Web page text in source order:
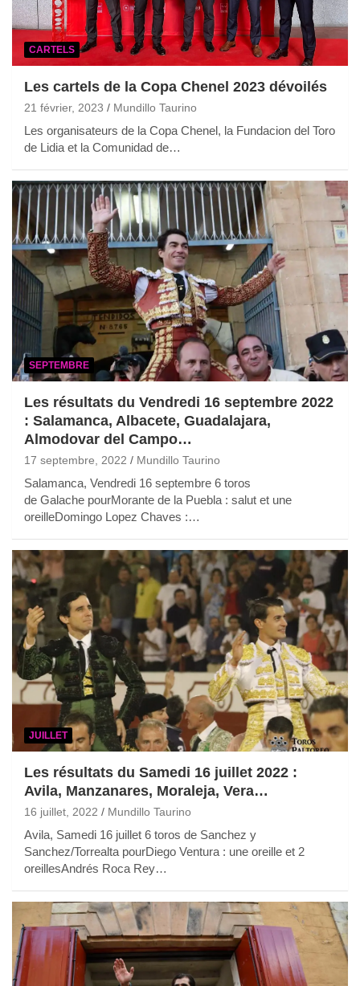
CARTELS
Les cartels de la Copa Chenel 2023 dévoilés
21 février, 2023 Mundillo Taurino
Les organisateurs de la Copa Chenel, la Fundacion del Toro
de Lidia et la Comunidad de…
SEPTEMBRE
Les résultats du Vendredi 16 septembre 2022
: Salamanca, Albacete, Guadalajara,
Almodovar del Campo…
17 septembre, 2022 Mundillo Taurino
Salamanca, Vendredi 16 septembre 6 toros
de Galache pourMorante de la Puebla : salut et une
oreilleDomingo Lopez Chaves :…
JUILLET
Les résultats du Samedi 16 juillet 2022 :
Avila, Manzanares, Moraleja, Vera…
16 juillet, 2022 Mundillo Taurino
Avila, Samedi 16 juillet 6 toros de Sanchez y
Sanchez/Torrealta pourDiego Ventura : une oreille et 2
oreillesAndrés Roca Rey…